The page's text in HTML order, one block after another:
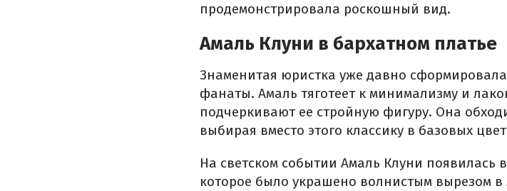
продемонстрировала роскошный вид.
Амаль Клуни в бархатном платье
Знаменитая юристка уже давно
фанаты. Амаль тяготеет к минимализму и
подчеркивают ее стройную фигуру. Она
выбирая вместо этого классику в базовых
На светском событии Амаль Клуни появилась
которое было украшено волнистым вырезом